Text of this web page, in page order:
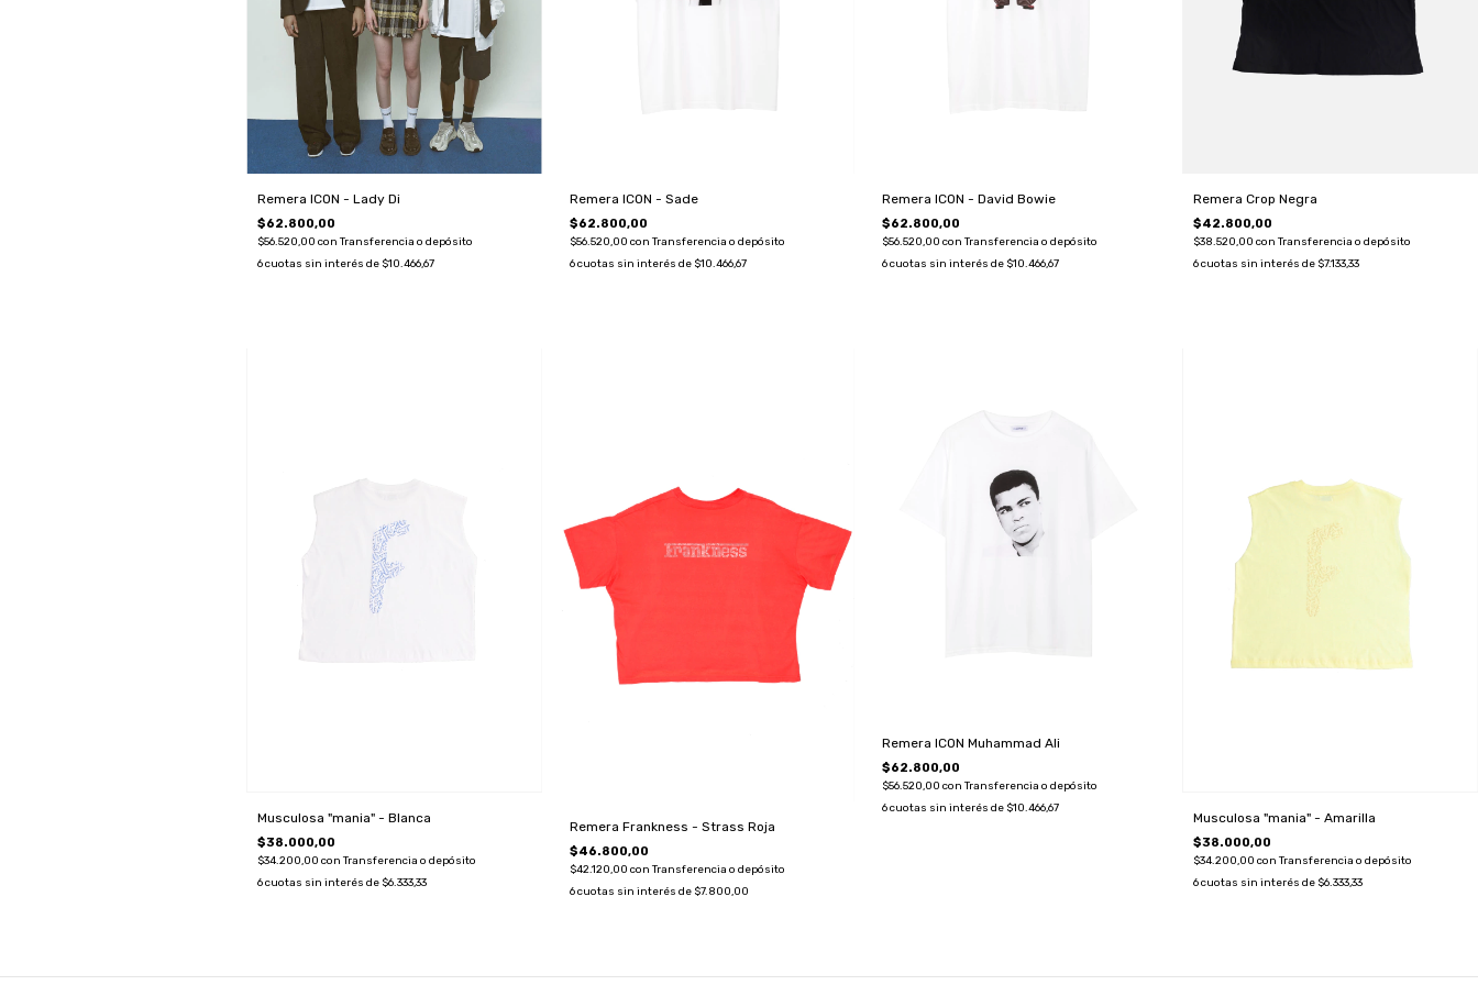
Remera ICON - Lady Di
$62.800,00
$56.520,00 con Transferencia o depósito
6cuotas sin interés de $10.466,67
Remera ICON - Sade
$62.800,00
$56.520,00 con Transferencia o depósito
6cuotas sin interés de $10.466,67
Remera ICON - David Bowie
$62.800,00
$56.520,00 con Transferencia o depósito
6 cuotas sin interés de $10.466,67
Remera Crop Negra
$42.800,00
$38.520,00con Transferencia o depósito
6cuotas sin interés de $7.133,33
Musculosa "mania" - Blanca
$38.000,00
$34.200,00 con Transferencia o depósito
6cuotas sin interés de $6.333,33
Remera Frankness - Strass Roja
$46.800,00
$42.120,00 con Transferencia o depósito
6cuotas sin interés de $7.800,00
Remera ICON Muhammad Ali
$62.800,00
$56.520,00 con Transferencia o depósito
6 cuotas sin interés de $10.466,67
Musculosa "mania" - Amarilla
$38.000,00
$34.200,00con Transferencia o depósito
6cuotas sin interés de $6.333,33